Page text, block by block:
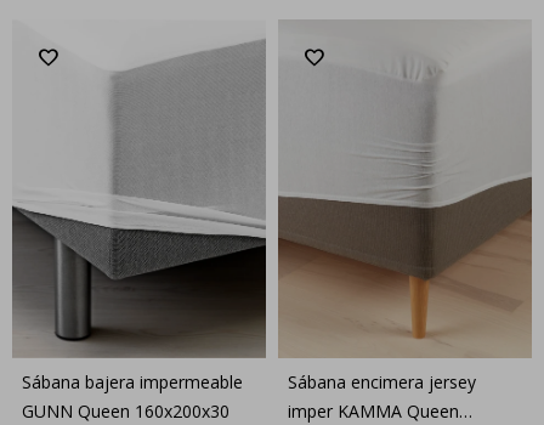
Sábana bajera impermeable
GUNN Queen 160x200x30
Sábana encimera jersey
imper KAMMA Queen